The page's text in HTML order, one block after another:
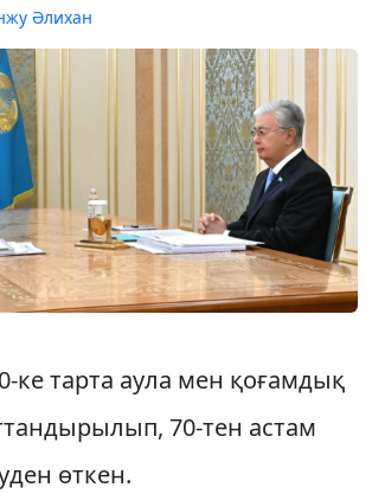
Әлихан
ке тарта аула мен қоғамдық
70-тен астам
өткен.